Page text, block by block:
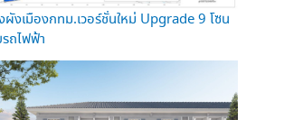
ผังเมืองกทม.เวอร์ชั่นใหม่ Upgrade 9 โซน
ถไฟฟ้า